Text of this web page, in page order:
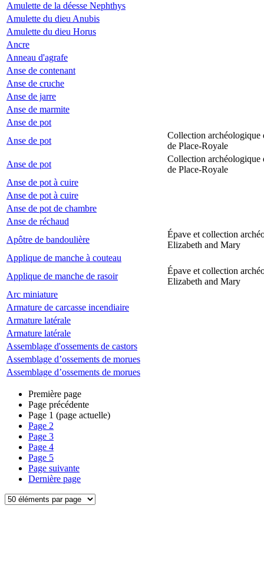
Amulette de la déesse Nephthys
Amulette du dieu Anubis
Amulette du dieu Horus
Ancre
Anneau d'agrafe
Anse de contenant
Anse de cruche
Anse de jarre
Anse de marmite
Anse de pot
Anse de pot
Collection archéologique
de Place-Royale
Anse de pot
Collection archéologique
de Place-Royale
Anse de pot à cuire
Anse de pot à cuire
Anse de pot de chambre
Anse de réchaud
Apôtre de bandoulière
Épave et collection
Elizabeth and Mary
Applique de manche à couteau
Applique de manche de rasoir
Épave et collection
Elizabeth and Mary
Arc miniature
Armature de carcasse incendiaire
Armature latérale
Armature latérale
Assemblage d'ossements de castors
Assemblage d’ossements de morues
Assemblage d’ossements de morues
Première page
Page précédente
Page 1 (page actuelle)
Page 2
Page 3
Page 4
Page 5
Page suivante
Dernière page